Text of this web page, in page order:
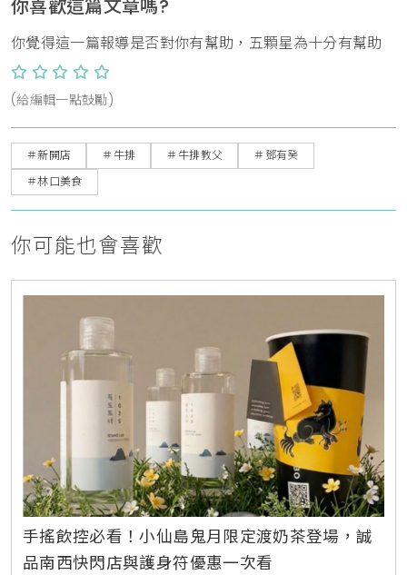
你喜歡這篇文章嗎?
你覺得這一篇報導是否對你有幫助，五顆星為十分有幫助
(給編輯一點鼓勵)
＃新開店 ＃牛排 ＃牛排教父
＃鄧有癸
＃林口美食
你可能也會喜歡
手搖飲控必看！小仙島鬼月限定渡奶茶登場，誠
品南西快閃店與護身符優惠一次看